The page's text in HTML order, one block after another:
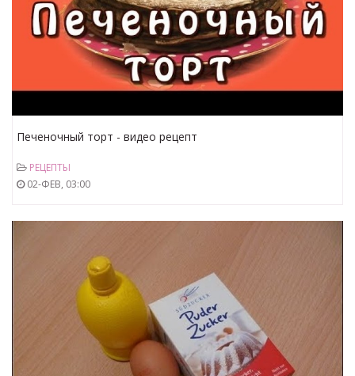
Печеночный торт - видео рецепт
РЕЦЕПТЫ
02-ФЕВ, 03:00